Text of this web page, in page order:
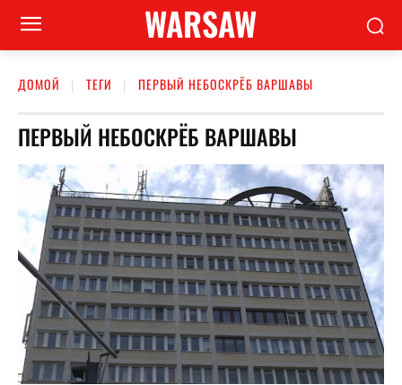
WARSAW
ДОМОЙ ТЕГИ ПЕРВЫЙ НЕБОСКРЁБ ВАРШАВЫ
ПЕРВЫЙ НЕБОСКРЁБ ВАРШАВЫ